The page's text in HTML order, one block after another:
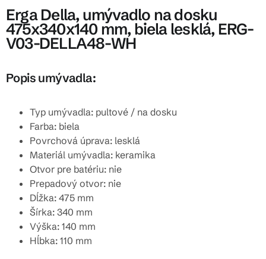
Erga Della, umývadlo na dosku
475x340x140 mm, biela lesklá, ERG-
V03-DELLA48-WH
Popis umývadla:
Typ umývadla: pultové / na dosku
Farba: biela
Povrchová úprava: lesklá
Materiál umývadla: keramika
Otvor pre batériu: nie
Prepadový otvor: nie
Dĺžka: 475 mm
Šírka: 340 mm
Výška: 140 mm
Hĺbka: 110 mm